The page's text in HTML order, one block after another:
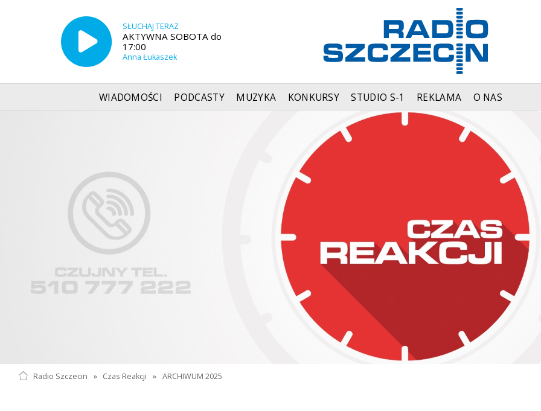
SŁUCHAJ TERAZ
AKTYWNA SOBOTA do
17:00
Anna Łukaszek
WIADOMOŚCI PODCASTY MUZYKA KONKURSY STUDIO S-1 REKLAMA O NAS
Radio Szczecin » Czas Reakcji » ARCHIWUM 2025